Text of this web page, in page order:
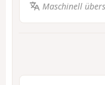
Maschinell